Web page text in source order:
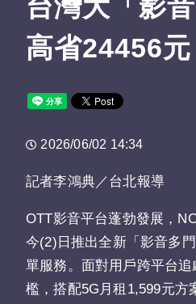
台灣大「影
高省24456元
2026/06/02 14:34
記者李鴻典／台北報導
OTT影音平台蓬勃發展，
今(2)日推出全新「影音多
單服務。面對用戶跨平台
檻，搭配5G月租1,599元方